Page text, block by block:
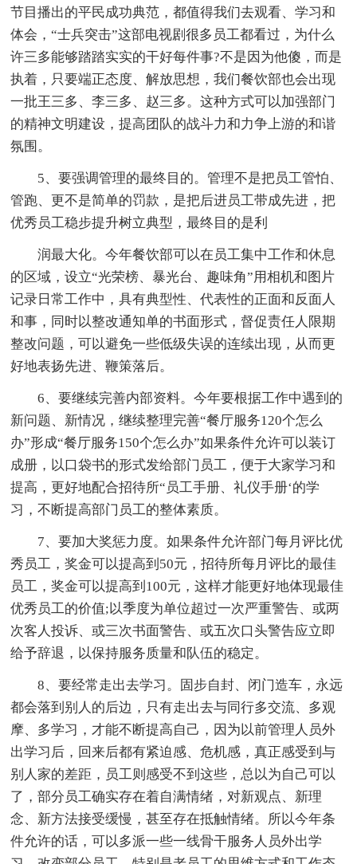
节目播出的平民成功典范，都值得我们去观看、学习和
体会，“士兵突击”这部电视剧很多员工都看过，为什么
许三多能够踏踏实实的干好每件事?不是因为他傻，而是
执着，只要端正态度、解放思想，我们餐饮部也会出现
一批王三多、李三多、赵三多。这种方式可以加强部门
的精神文明建设，提高团队的战斗力和力争上游的和谐
氛围。
5、要强调管理的最终目的。管理不是把员工管怕、
管跑、更不是简单的罚款，是把后进员工带成先进，把
优秀员工稳步提升树立典型，最终目的是利
润最大化。今年餐饮部可以在员工集中工作和休息
的区域，设立“光荣榜、暴光台、趣味角”用相机和图片
记录日常工作中，具有典型性、代表性的正面和反面人
和事，同时以整改通知单的书面形式，督促责任人限期
整改问题，可以避免一些低级失误的连续出现，从而更
好地表扬先进、鞭策落后。
6、要继续完善内部资料。今年要根据工作中遇到的
新问题、新情况，继续整理完善“餐厅服务120个怎么
办”形成“餐厅服务150个怎么办”如果条件允许可以装订
成册，以口袋书的形式发给部门员工，便于大家学习和
提高，更好地配合招待所“员工手册、礼仪手册‘的学
习，不断提高部门员工的整体素质。
7、要加大奖惩力度。如果条件允许部门每月评比优
秀员工，奖金可以提高到50元，招待所每月评比的最佳
员工，奖金可以提高到100元，这样才能更好地体现最佳
优秀员工的价值;以季度为单位超过一次严重警告、或两
次客人投诉、或三次书面警告、或五次口头警告应立即
给予辞退，以保持服务质量和队伍的稳定。
8、要经常走出去学习。固步自封、闭门造车，永远
都会落到别人的后边，只有走出去与同行多交流、多观
摩、多学习，才能不断提高自己，因为以前管理人员外
出学习后，回来后都有紧迫感、危机感，真正感受到与
别人家的差距，员工则感受不到这些，总以为自己可以
了，部分员工确实存在着自满情绪，对新观点、新理
念、新方法接受缓慢，甚至存在抵触情绪。所以今年条
件允许的话，可以多派一些一线骨干服务人员外出学